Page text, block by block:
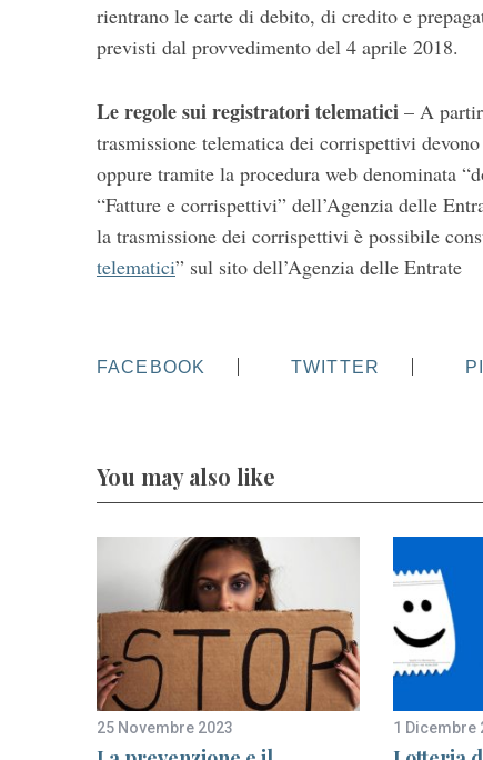
rientrano le carte di debito, di credito e
previsti dal provvedimento del 4 aprile 2018.
Le regole sui registratori telematici – A
trasmissione telematica dei corrispettivi
oppure tramite la procedura web denominata
“Fatture e corrispettivi” dell’Agenzia delle
la trasmissione dei corrispettivi è possibile
telematici” sul sito dell’Agenzia delle Entrate
FACEBOOK TWITTER
You may also like
25 Novembre 2023 1 Dicembre
o
r